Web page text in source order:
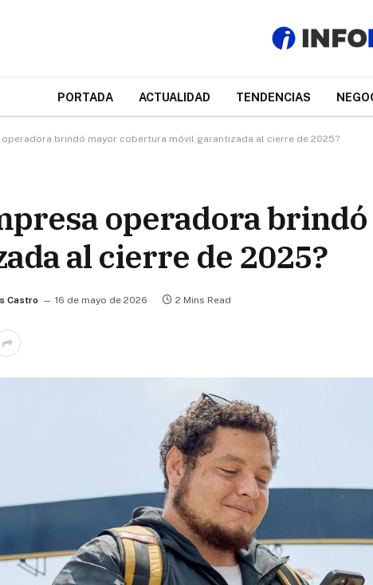
PORTADA ACTUALIDAD TENDENCIAS
operadora brindó mayor cobertura móvil garantizada al cierre de 2025?
operadora
al cierre de 2025?
Castro 16 de mayo de 2026 2 Mins Read